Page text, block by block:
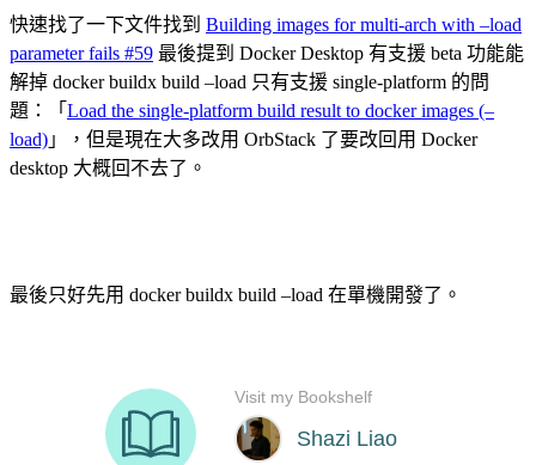
快速找了一下文件找到 Building images for multi-arch with –load
parameter fails #59 最後提到 Docker Desktop 有支援 beta 功能能
解掉 docker buildx build –load 只有支援 single-platform 的問
題：「 Load the single-platform build result to docker images (–
load) 」，但是現在大多改用 OrbStack 了要改回用 Docker
desktop 大概回不去了。
最後只好先用 docker buildx build –load 在單機開發了。